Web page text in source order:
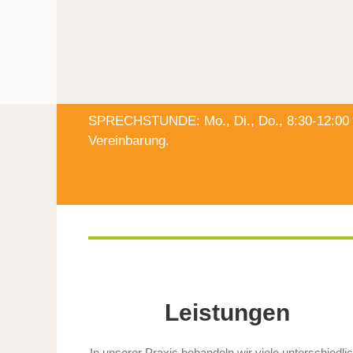
SPRECHSTUNDE: Mo., Di., Do., 8:30-
Vereinbarung.
Leistungen